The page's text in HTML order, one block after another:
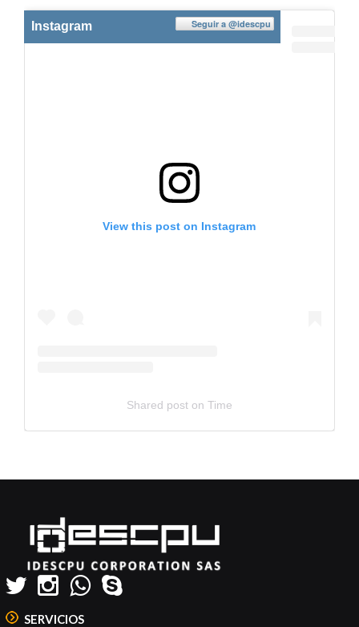
Instagram Seguir a @idescpu
View this post on Instagram
Shared poston Time
Post
Generator
SERVICIOS